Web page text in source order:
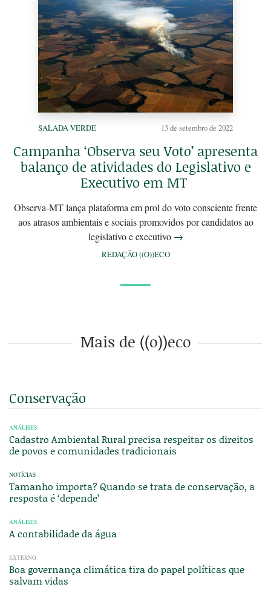
SALADA VERDE 13 de setembro de 2022
Campanha ‘Observa seu Voto’ apresenta
balanço de atividades do Legislativo e
Executivo em MT
Observa-MT lança plataforma em prol do voto consciente frente
aos atrasos ambientais e sociais promovidos por candidatos ao
legislativo e executivo →
REDAÇÃO ((O))ECO
Mais de ((o))eco
Conservação
ANÁLISES
Cadastro Ambiental Rural precisa respeitar os direitos
de povos e comunidades tradicionais
NOTÍCIAS
Tamanho importa? Quando se trata de conservação, a
resposta é ‘depende’
ANÁLISES
A contabilidade da água
EXTERNO
Boa governança climática tira do papel políticas que
salvam vidas